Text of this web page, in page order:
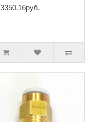
3350.16руб.